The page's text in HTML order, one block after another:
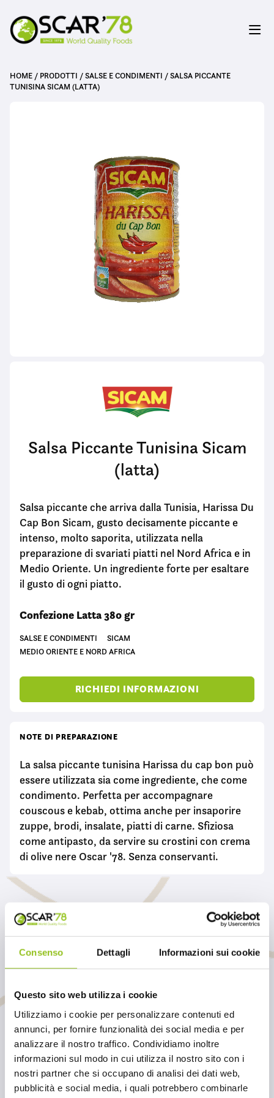
Consenso Dettagli Informazioni sui cookie
Questo sito web utilizza i cookie
Utilizziamo i cookie per personalizzare contenuti ed
annunci, per fornire funzionalità dei social media e per
analizzare il nostro traffico. Condividiamo inoltre
informazioni sul modo in cui utilizza il nostro sito con i
nostri partner che si occupano di analisi dei dati web,
pubblicità e social media, i quali potrebbero combinarle
HOME / PRODOTTI /SALSE E CONDIMENTI /SALSA PICCANTE
TUNISINA SICAM (LATTA)
Salsa Piccante Tunisina Sicam
(latta)
Salsa piccante che arriva dalla Tunisia, Harissa Du
Cap Bon Sicam, gusto decisamente piccante e
intenso, molto saporita, utilizzata nella
preparazione di svariati piatti nel Nord Africa e in
Medio Oriente. Un ingrediente forte per esaltare
il gusto di ogni piatto.
Confezione Latta 380 gr
SALSE E CONDIMENTI
SICAM
MEDIO ORIENTE E NORD AFRICA
RICHIEDI INFORMAZIONI
NOTE DI PREPARAZIONE
La salsa piccante tunisina Harissa du cap bon può
essere utilizzata sia come ingrediente, che come
condimento. Perfetta per accompagnare
couscous e kebab, ottima anche per insaporire
zuppe, brodi, insalate, piatti di carne. Sfiziosa
come antipasto, da servire su crostini con crema
di olive nere Oscar '78. Senza conservanti.
Vuoi saperne di più?
Contattaci per conoscere i dettagli di questo
INVIACI UN MESSAGGIO